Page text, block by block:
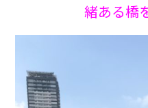
緒ある橋